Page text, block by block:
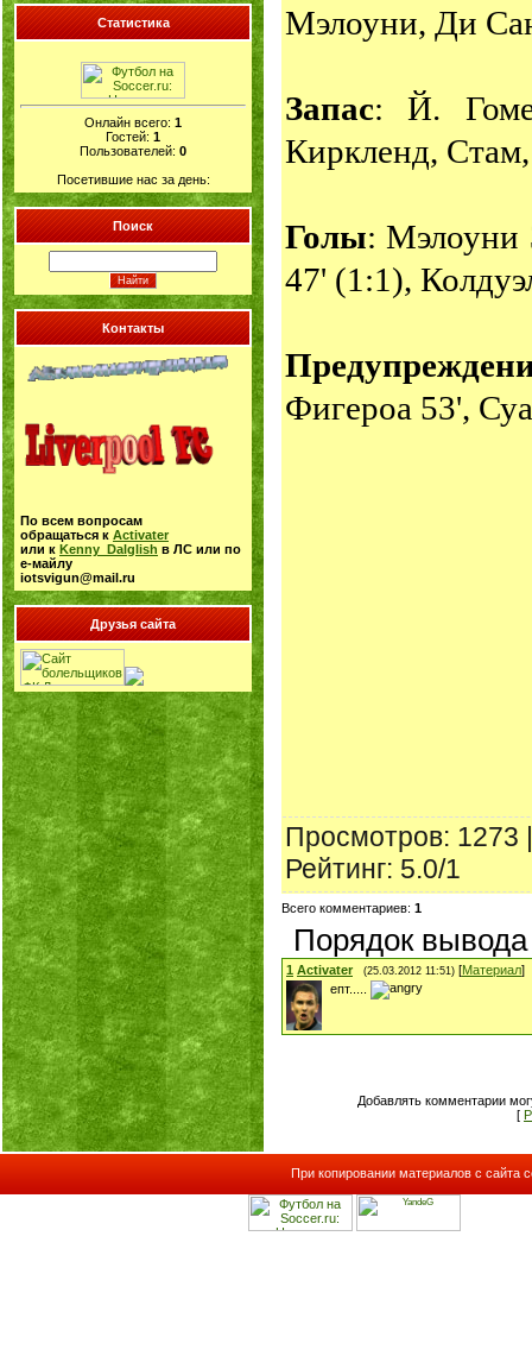
Статистика
Онлайн всего: 1
Гостей: 1
Пользователей: 0
Посетившие нас за день:
Поиск
Контакты
По всем вопросам
обращаться к Activater
или к Kenny_Dalglish в ЛС или по
е-майлу
iotsvigun@mail.ru
Друзья сайта
Мэлоуни, Ди
Запас: Й.
Киркленд,
Голы: Мэлоуни
47' (1:1),
Фигероа 53',
Просмотров: 1273
Рейтинг: 5.0/1
Всего комментариев: 1
Порядок
1 Activater (25.03.2012 11:51) [Материал]
епт.....
Добавлять комментарии
[
При копировании материалов с сайта